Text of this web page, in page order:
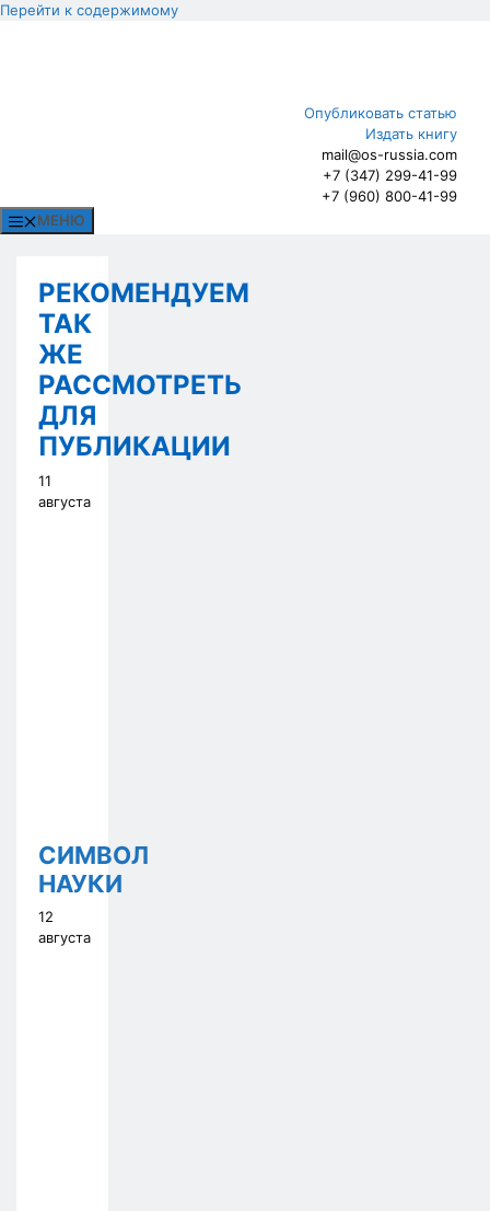
Перейти к содержимому
Опубликовать статью
Издать книгу
mail@os-russia.com
+7 (347) 299-41-99
+7 (960) 800-41-99
МЕНЮ
РЕКОМЕНДУЕМ
ТАК
ЖЕ
РАССМОТРЕТЬ
ДЛЯ
ПУБЛИКАЦИИ
11
августа
СИМВОЛ
НАУКИ
12
августа